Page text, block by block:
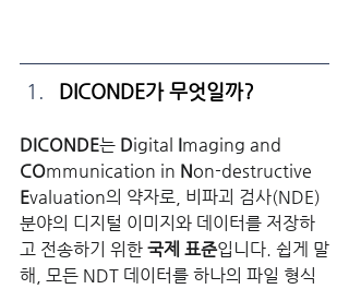
DICONDE가 무엇일까?
DICONDE는 Digital Imaging and
COmmunication in Non-destructive
Evaluation의 약자로, 비파괴 검사(NDE)
분야의 디지털 이미지와 데이터를 저장하
고 전송하기 위한 국제 표준입니다. 쉽게 말
해, 모든 NDT 데이터를 하나의 파일 형식